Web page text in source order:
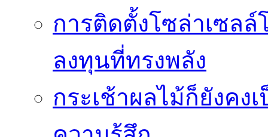
การติดตั้งโซล่าเซลล์
ลงทุนที่ทรงพลัง
กระเช้าผลไม้ก็ยังคง